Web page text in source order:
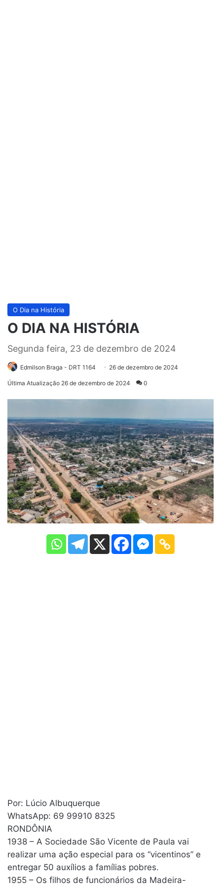
O Dia na História
O DIA NA HISTÓRIA
Segunda feira, 23 de dezembro de 2024
Edmilson Braga - DRT 1164 26 de dezembro de 2024
Última Atualização 26 de dezembro de 2024 0
Por: Lúcio Albuquerque
WhatsApp: 69 99910 8325
RONDÔNIA
1938 – A Sociedade São Vicente de Paula vai
realizar uma ação especial para os “vicentinos” e
entregar 50 auxílios a famílias pobres.
1955 – Os filhos de funcionários da Madeira-